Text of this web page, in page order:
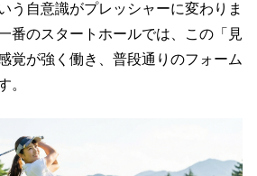
う自意識がプレッシャーに変わりま
番のスタートホールでは、この「見
覚が強く働き、普段通りのフォーム
。